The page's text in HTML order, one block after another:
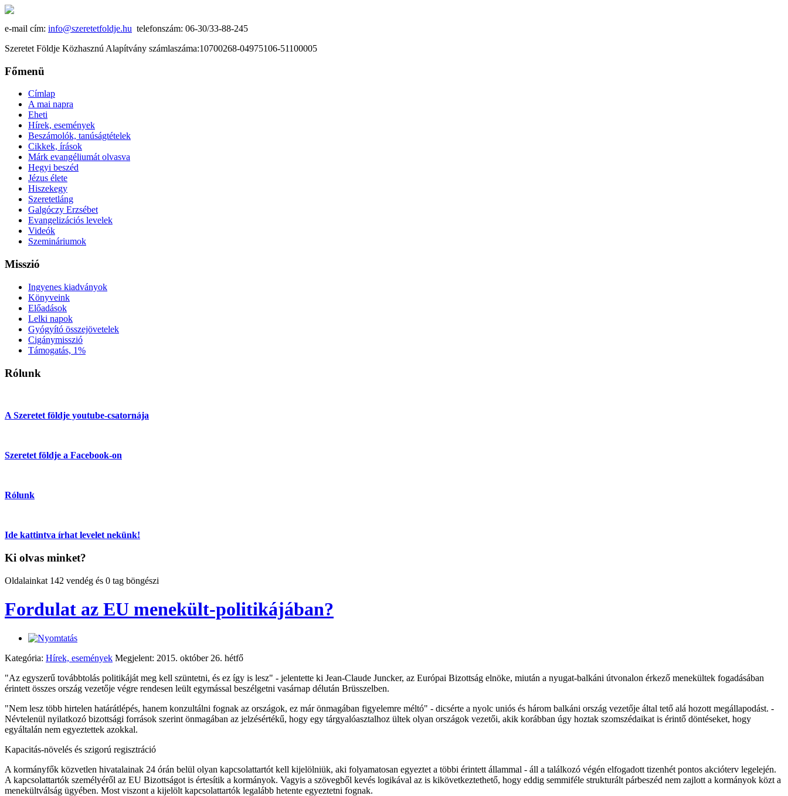
e-mail cím: info@szeretetfoldje.hu telefonszám: 06-30/33-88-245
Szeretet Földje Közhasznú Alapítvány számlaszáma:10700268-04975106-51100005
Főmenü
Címlap
A mai napra
Eheti
Hírek, események
Beszámolók, tanúságtételek
Cikkek, írások
Márk evangéliumát olvasva
Hegyi beszéd
Jézus élete
Hiszekegy
Szeretetláng
Galgóczy Erzsébet
Evangelizációs levelek
Videók
Szemináriumok
Misszió
Ingyenes kiadványok
Könyveink
Előadások
Lelki napok
Gyógyító összejövetelek
Cigánymisszió
Támogatás, 1%
Rólunk
A Szeretet földje youtube-csatornája
Szeretet földje a Facebook-on
Rólunk
Ide kattintva írhat levelet nekünk!
Ki olvas minket?
Oldalainkat 142 vendég és 0 tag böngészi
Fordulat az EU menekült-politikájában?
Kategória: Hírek, események Megjelent: 2015. október 26. hétfő
"Az egyszerű továbbtolás politikáját meg kell szüntetni, és ez így is lesz" - jelentette ki Jean-Claude Juncker, az Európai Bizottság elnöke, miután a nyugat-balkáni útvonalon érkező menekültek fogadásában
érintett összes ország vezetője végre rendesen leült egymással beszélgetni vasárnap délután Brüsszelben.
"Nem lesz több hirtelen határátlépés, hanem konzultálni fognak az országok, ez már önmagában figyelemre méltó" - dicsérte a nyolc uniós és három balkáni ország vezetője által tető alá hozott megállapodást. -
Névtelenül nyilatkozó bizottsági források szerint önmagában az jelzésértékű, hogy egy tárgyalóasztalhoz ültek olyan országok vezetői, akik korábban úgy hoztak szomszédaikat is érintő döntéseket, hogy
egyáltalán nem egyeztettek azokkal.
Kapacitás-növelés és szigorú regisztráció
A kormányfők közvetlen hivatalainak 24 órán belül olyan kapcsolattartót kell kijelölniük, aki folyamatosan egyeztet a többi érintett állammal - áll a találkozó végén elfogadott tizenhét pontos akcióterv legelején.
A kapcsolattartók személyéről az EU Bizottságot is értesítik a kormányok. Vagyis a szövegből kevés logikával az is kikövetkeztethető, hogy eddig semmiféle strukturált párbeszéd nem zajlott a kormányok közt a
menekültválság ügyében. Most viszont a kijelölt kapcsolattartók legalább hetente egyeztetni fognak.